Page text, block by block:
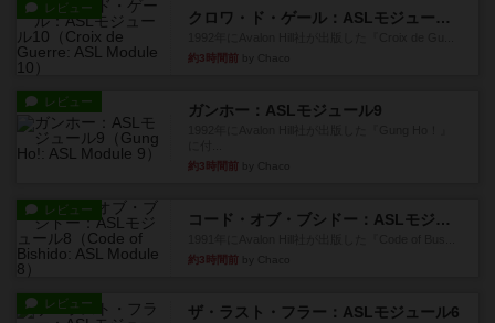
レビュー
クロワ・ド・ゲール：ASLモジュール10
約3時間前
レビュー ガンホー：ASLモジュール9
約3時間前
レビュー
コード・オブ・ブシドー：ASLモジュール8
約3時間前
レビュー ザ・ラスト・フラー：ASLモジュール6